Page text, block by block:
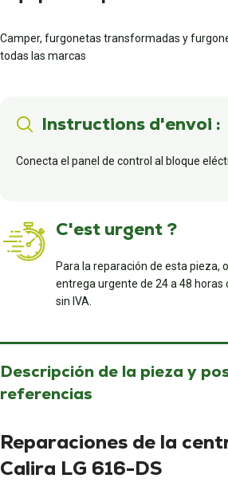
Camper, furgonetas transformadas y
todas las marcas
Instructions d'envoi :
Conecta el panel de control al bloque
C'est urgent ?
Para la reparación de esta pieza,
entrega urgente de 24 a 48 horas
sin IVA.
Descripción de la pieza y
referencias
Reparaciones de la
Calira LG 616-DS